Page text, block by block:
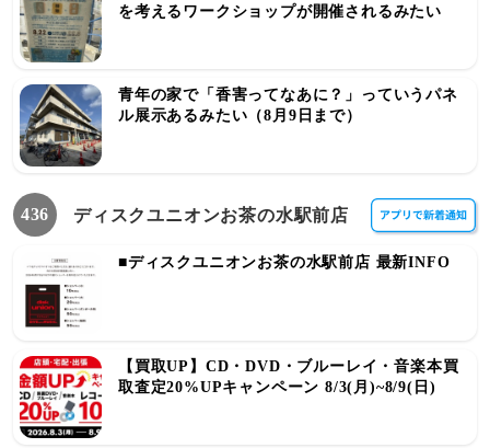
を考えるワークショップが開催されるみたい
青年の家で「香害ってなあに？」っていうパネ
ル展示あるみたい（8月9日まで）
436 ディスクユニオンお茶の水駅前店
■ディスクユニオンお茶の水駅前店 最新INFO
【買取UP】CD・DVD・ブルーレイ・音楽本買
取査定20%UPキャンペーン 8/3(月)~8/9(日)